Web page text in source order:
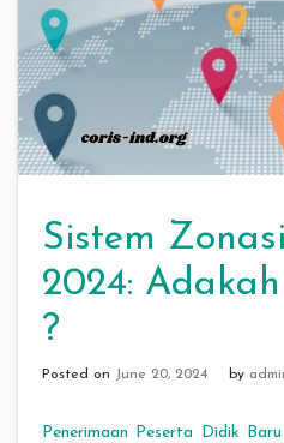
Sistem
2024:
?
Posted on June 20, 2024 by
Penerimaan Peserta Didik Baru